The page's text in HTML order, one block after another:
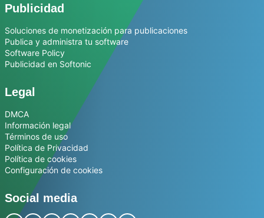
Publicidad
Soluciones de monetización para publicaciones
Publica y administra tu software
Software Policy
Publicidad en Softonic
Legal
DMCA
Información legal
Términos de uso
Política de Privacidad
Política de cookies
Configuración de cookies
Social media